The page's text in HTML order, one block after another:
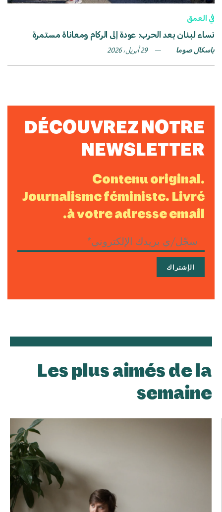
في العمق
نساء لبنان بعد الحرب: عودة إلى الركام ومعاناة مستمرة
باسكال صوما 29 أبريل، 2026
DÉCOUVREZ NOTRE
NEWSLETTER
Contenu original.
Journalisme féministe. Livré
à votre adresse email.
Les plus aimés de la
semaine